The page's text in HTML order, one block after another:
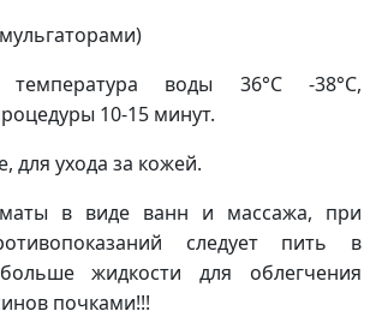
воды 36°С -38°С,
10-15 минут.
для ухода за кожей.
в виде ванн и массажа, при
следует пить в
жидкости для облегчения
почками!!!